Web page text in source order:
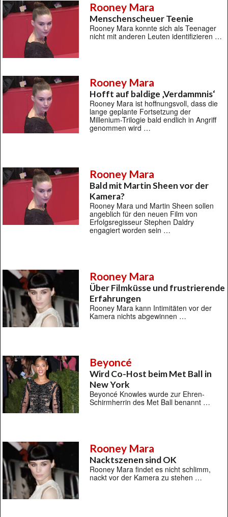
Rooney Mara
Menschenscheuer Teenie
Rooney Mara konnte sich als Teenager
nicht mit anderen Leuten identifizieren …
Rooney Mara
Hofft auf baldige ‚Verdammnis‘
Rooney Mara ist hoffnungsvoll, dass die
lange geplante Fortsetzung der
Millenium-Trilogie bald endlich in Angriff
genommen wird …
Rooney Mara
Bald mit Martin Sheen vor der
Kamera?
Rooney Mara und Martin Sheen sollen
angeblich für den neuen Film von
Erfolgsregisseur Stephen Daldry
engagiert worden sein …
Rooney Mara
Über Filmküsse und frustrierende
Erfahrungen
Rooney Mara kann Intimitäten vor der
Kamera nichts abgewinnen …
Beyoncé
Wird Co-Host beim Met Ball in
New York
Beyoncé Knowles wurde zur Ehren-
Schirmherrin des Met Ball benannt …
Rooney Mara
Nacktszenen sind OK
Rooney Mara findet es nicht schlimm,
nackt vor der Kamera zu stehen …